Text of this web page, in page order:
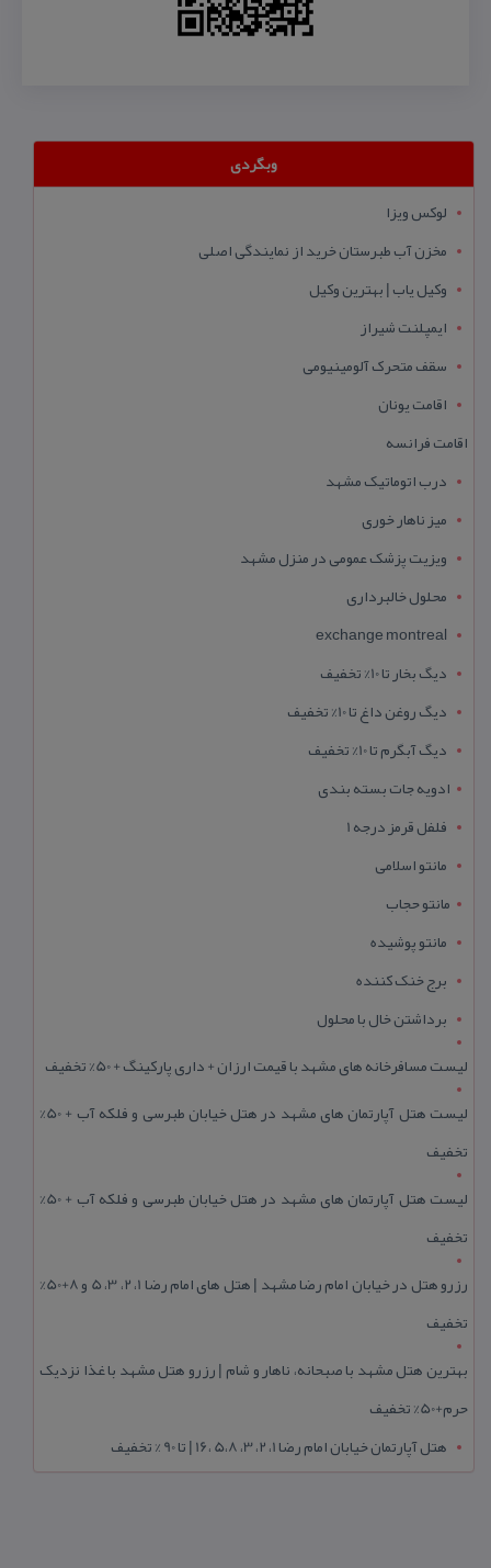
وبگردی
لوکس ویزا
مخزن آب طبرستان خرید از نمایندگی اصلی
وکیل یاب | بهترین وکیل
ایمپلنت شیراز
سقف متحرک آلومینیومی
اقامت یونان
اقامت فرانسه
درب اتوماتیک مشهد
میز ناهار خوری
ویزیت پزشک عمومی در منزل مشهد
محلول خالبرداری
exchange montreal
دیگ بخار تا 10% تخفیف
دیگ روغن داغ تا 10% تخفیف
دیگ آبگرم تا 10% تخفیف
ادویه جات بسته بندی
فلفل قرمز درجه 1
مانتو اسلامی
مانتو حجاب
مانتو پوشیده
برج خنک کننده
برداشتن خال با محلول
لیست مسافرخانه های مشهد با قیمت ارزان + داری پارکینگ + 50% تخفیف
لیست هتل آپارتمان های مشهد در هتل خیابان طبرسی و فلکه آب + 50%
تخفیف
لیست هتل آپارتمان های مشهد در هتل خیابان طبرسی و فلکه آب + 50%
تخفیف
رزرو هتل در خیابان امام رضا مشهد | هتل‌ های امام رضا 1، 2، 3، 5 و 8+50%
تخفیف
بهترین هتل مشهد با صبحانه، ناهار و شام | رزرو هتل مشهد با غذا نزدیک
حرم+50% تخفیف
هتل آپارتمان خیابان امام رضا 1، 2، 3، 5،8 ،16 | تا 90 % تخفیف